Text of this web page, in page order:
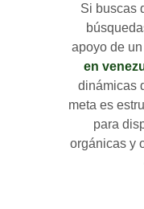
Si buscas
apoyo de un
en
dinámicas
meta es
para
orgánicas y